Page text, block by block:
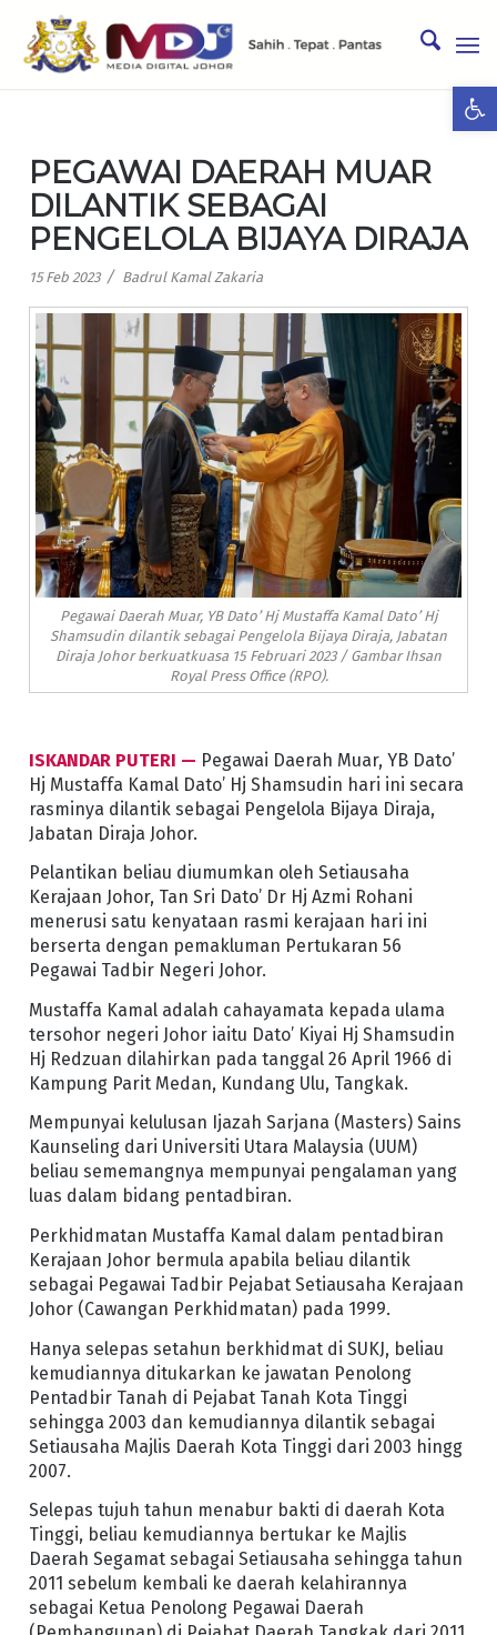
PEGAWAI DAERAH MUAR
DILANTIK SEBAGAI
PENGELOLA BIJAYA DIRAJA
15 Feb 2023 / Badrul Kamal Zakaria
Pegawai Daerah Muar, YB Dato’ Hj Mustaffa Kamal Dato’ Hj
Shamsudin dilantik sebagai Pengelola Bijaya Diraja, Jabatan
Diraja Johor berkuatkuasa 15 Februari 2023 / Gambar Ihsan
Royal Press Office (RPO).
ISKANDAR PUTERI — Pegawai Daerah Muar, YB Dato’
Hj Mustaffa Kamal Dato’ Hj Shamsudin hari ini secara
rasminya dilantik sebagai Pengelola Bijaya Diraja,
Jabatan Diraja Johor.
Pelantikan beliau diumumkan oleh Setiausaha
Kerajaan Johor, Tan Sri Dato’ Dr Hj Azmi Rohani
menerusi satu kenyataan rasmi kerajaan hari ini
berserta dengan pemakluman Pertukaran 56
Pegawai Tadbir Negeri Johor.
Mustaffa Kamal adalah cahayamata kepada ulama
tersohor negeri Johor iaitu Dato’ Kiyai Hj Shamsudin
Hj Redzuan dilahirkan pada tanggal 26 April 1966 di
Kampung Parit Medan, Kundang Ulu, Tangkak.
Mempunyai kelulusan Ijazah Sarjana (Masters) Sains
Kaunseling dari Universiti Utara Malaysia (UUM)
beliau sememangnya mempunyai pengalaman yang
luas dalam bidang pentadbiran.
Perkhidmatan Mustaffa Kamal dalam pentadbiran
Kerajaan Johor bermula apabila beliau dilantik
sebagai Pegawai Tadbir Pejabat Setiausaha Kerajaan
Johor (Cawangan Perkhidmatan) pada 1999.
Hanya selepas setahun berkhidmat di SUKJ, beliau
kemudiannya ditukarkan ke jawatan Penolong
Pentadbir Tanah di Pejabat Tanah Kota Tinggi
sehingga 2003 dan kemudiannya dilantik sebagai
Setiausaha Majlis Daerah Kota Tinggi dari 2003 hingg
2007.
Selepas tujuh tahun menabur bakti di daerah Kota
Tinggi, beliau kemudiannya bertukar ke Majlis
Daerah Segamat sebagai Setiausaha sehingga tahun
2011 sebelum kembali ke daerah kelahirannya
sebagai Ketua Penolong Pegawai Daerah